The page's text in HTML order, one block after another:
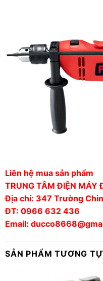
Liên hệ mua sản phẩm
TRUNG TÂM ĐIỆN MÁY
Địa chỉ: 347 Trường
ĐT: 0966 632 436
Email:
SẢN PHẨM TƯƠNG TỰ